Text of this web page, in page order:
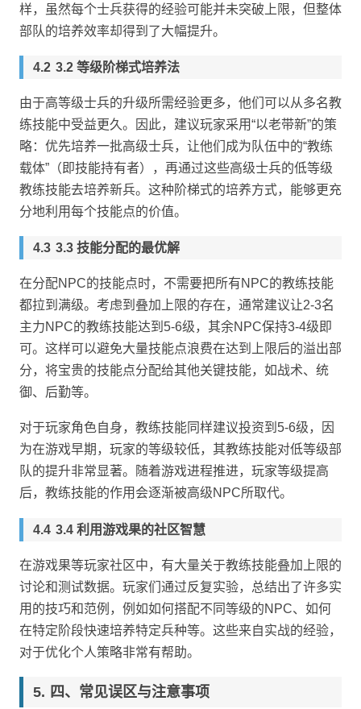
样，虽然每个士兵获得的经验可能并未突破上限，但整体
部队的培养效率却得到了大幅提升。
3.2 等级阶梯式培养法
由于高等级士兵的升级所需经验更多，他们可以从多名教
练技能中受益更久。因此，建议玩家采用“以老带新”的策
略：优先培养一批高级士兵，让他们成为队伍中的“教练
载体”（即技能持有者），再通过这些高级士兵的低等级
教练技能去培养新兵。这种阶梯式的培养方式，能够更充
分地利用每个技能点的价值。
3.3 技能分配的最优解
在分配NPC的技能点时，不需要把所有NPC的教练技能
都拉到满级。考虑到叠加上限的存在，通常建议让2-3名
主力NPC的教练技能达到5-6级，其余NPC保持3-4级即
可。这样可以避免大量技能点浪费在达到上限后的溢出部
分，将宝贵的技能点分配给其他关键技能，如战术、统
御、后勤等。
对于玩家角色自身，教练技能同样建议投资到5-6级，因
为在游戏早期，玩家的等级较低，其教练技能对低等级部
队的提升非常显著。随着游戏进程推进，玩家等级提高
后，教练技能的作用会逐渐被高级NPC所取代。
3.4 利用游戏果的社区智慧
在游戏果等玩家社区中，有大量关于教练技能叠加上限的
讨论和测试数据。玩家们通过反复实验，总结出了许多实
用的技巧和范例，例如如何搭配不同等级的NPC、如何
在特定阶段快速培养特定兵种等。这些来自实战的经验，
对于优化个人策略非常有帮助。
四、常见误区与注意事项